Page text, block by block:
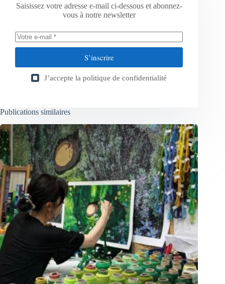
Saisissez votre adresse e-mail ci-dessous et abonnez-
vous à notre newsletter
S’inscrire
J’accepte la politique de confidentialité
Publications similaires